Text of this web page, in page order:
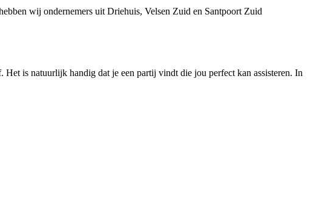
wij ondernemers uit Driehuis, Velsen Zuid en Santpoort Zuid
is natuurlijk handig dat je een partij vindt die jou perfect kan assisteren. In